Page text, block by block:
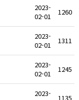
2023-
02-01
1260
2023-
02-01
1311
2023-
02-01
1245
2023-
1135